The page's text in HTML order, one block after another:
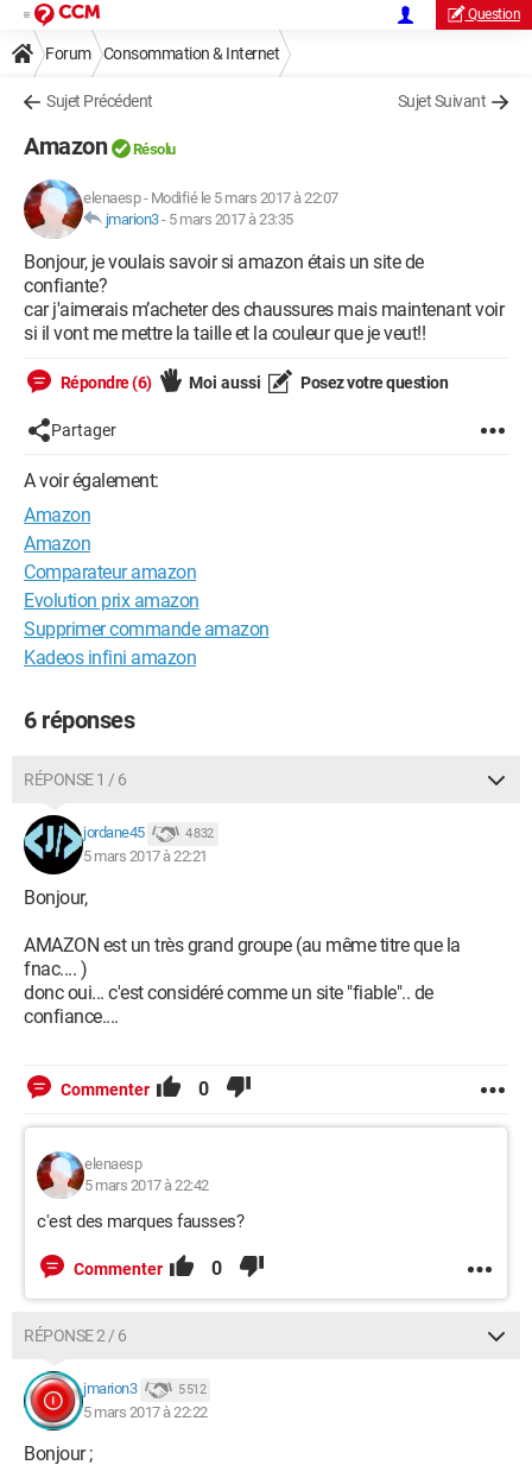
Question
Forum Consommation & Internet
Sujet Précédent Sujet Suivant
Amazon Résolu
elenaesp- Modifié le 5 mars 2017 à 22:07
jmarion3- 5 mars 2017 à 23:35
Bonjour, je voulais savoir si amazon étais un site de
confiante?
car j'aimerais m’acheter des chaussures mais maintenant voir
si il vont me mettre la taille et la couleur que je veut!!
Répondre (6) Moi aussi Posez votre question
Partager
A voir également:
Amazon
Amazon
Comparateur amazon
Evolution prix amazon
Supprimer commande amazon
Kadeos infini amazon
6 réponses
RÉPONSE 1 / 6
jordane45 4 832
5 mars 2017 à 22:21
Bonjour,
AMAZON est un très grand groupe (au même titre que la
fnac.... )
donc oui... c'est considéré comme un site "fiable".. de
confiance....
Commenter 0
elenaesp
5 mars 2017 à 22:42
c'est des marques fausses?
Commenter 0
RÉPONSE 2 / 6
jmarion3 5 512
5 mars 2017 à 22:22
Bonjour ;